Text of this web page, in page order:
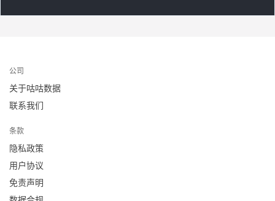
公司
关于咕咕数据
联系我们
条款
隐私政策
用户协议
免责声明